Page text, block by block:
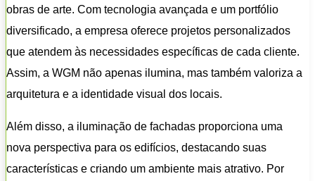
obras de arte. Com tecnologia avançada e um portfólio
diversificado, a empresa oferece projetos personalizados
que atendem às necessidades específicas de cada cliente.
Assim, a WGM não apenas ilumina, mas também valoriza a
arquitetura e a identidade visual dos locais.
Além disso, a iluminação de fachadas proporciona uma
nova perspectiva para os edifícios, destacando suas
características e criando um ambiente mais atrativo. Por